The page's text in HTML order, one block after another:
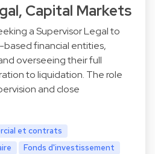
Capital Markets
a Supervisor Legal to
financial entities,
overseeing their full
to liquidation. The role
and close
et contrats
Fonds d'investissement